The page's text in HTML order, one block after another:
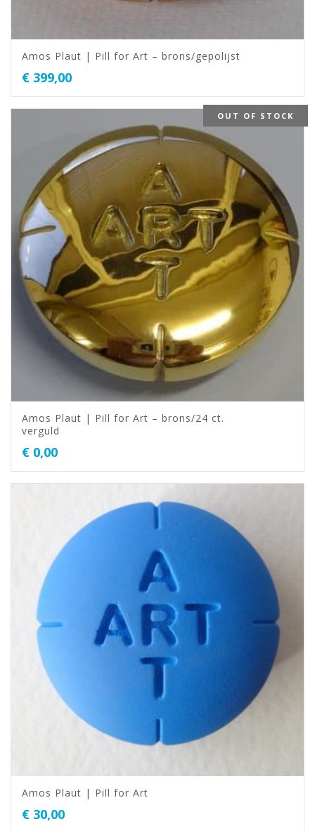
Amos Plaut | Pill for Art – brons/gepolijst
€ 399,00
OUT OF STOCK
Amos Plaut | Pill for Art – brons/24 ct.
verguld
€ 0,00
Amos Plaut | Pill for Art
€ 30,00